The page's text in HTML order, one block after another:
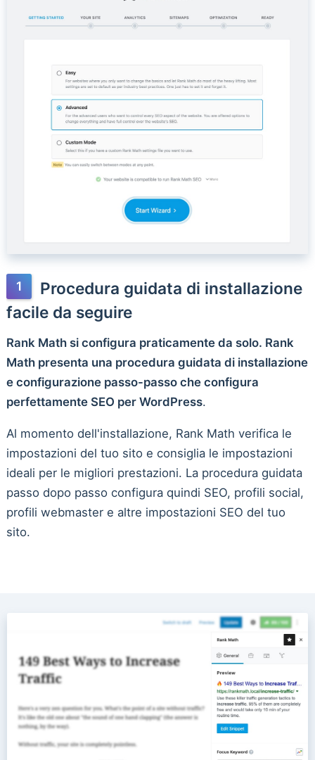
Procedura guidata di installazione
facile da seguire
Rank Math si configura praticamente da solo. Rank
Math presenta una procedura guidata di installazione
e configurazione passo-passo che configura
perfettamente SEO per WordPress.
Al momento dell'installazione, Rank Math verifica le
impostazioni del tuo sito e consiglia le impostazioni
ideali per le migliori prestazioni. La procedura guidata
passo dopo passo configura quindi SEO, profili social,
profili webmaster e altre impostazioni SEO del tuo
sito.